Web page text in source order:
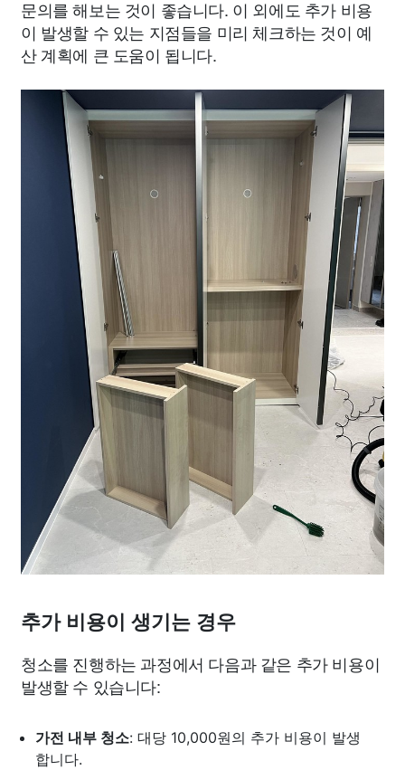
문의를 해보는 것이 좋습니다. 이 외에도 추가 비용
이 발생할 수 있는 지점들을 미리 체크하는 것이 예
산 계획에 큰 도움이 됩니다.
추가 비용이 생기는 경우
청소를 진행하는 과정에서 다음과 같은 추가 비용이
발생할 수 있습니다:
가전 내부 청소: 대당 10,000원의 추가 비용이 발생
합니다.